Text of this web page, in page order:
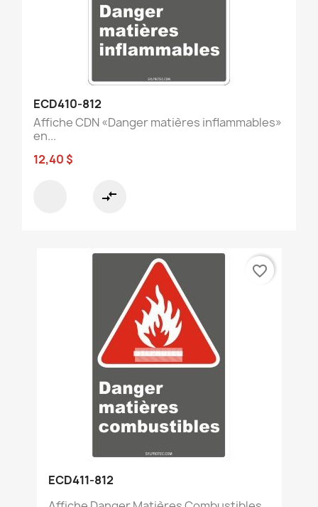
ECD410-812
Affiche CDN «Danger matières inflammables»
en...
12,40 $
compare_arrows
ECD411-812
favorite_border